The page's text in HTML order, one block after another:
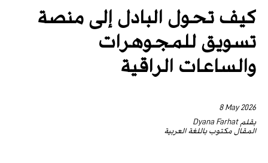
كيف تحول البادل إلى منصة
تسويق للمجوهرات
والساعات الراقية
8 May 2026
بقلم Dyana Farhat
المقال مكتوب باللغة العربية